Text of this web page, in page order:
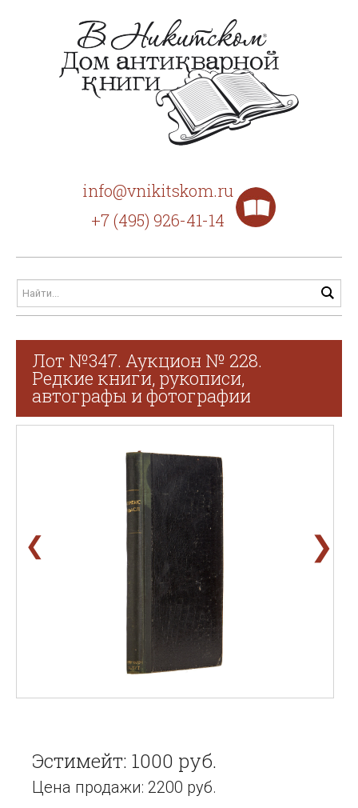
info@vnikitskom.ru
+7 (495) 926-41-14
Лот №347. Аукцион № 228.
Редкие книги, рукописи,
автографы и фотографии
❮ ❯
Эстимейт: 1000 руб.
Цена продажи: 2200 руб.